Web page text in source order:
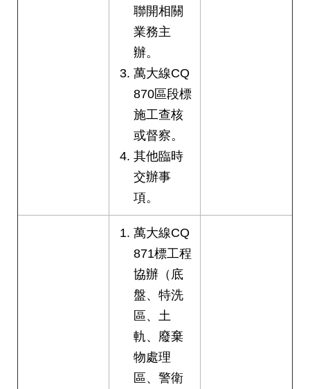
聯開相關
業務主
辦。
萬大線CQ
870區段標
施工查核
或督察。
其他臨時
交辦事
項。
萬大線CQ
871標工程
協辦（底
盤、特洗
區、土
軌、廢棄
物處理
區、警衛